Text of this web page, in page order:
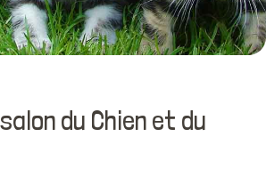
du Chien et du